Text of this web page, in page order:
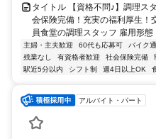
タイトル 【資格不問♪】調理ス
会保険完備！充実の福利厚生！
員食堂の調理スタッフ 雇用形
主婦・主夫歓迎 60代も応募可 バイク
残業なし
有資格者歓迎 社会保険完備
駅近5分以内
シフト制 週4日以上OK
アルバイト・パート